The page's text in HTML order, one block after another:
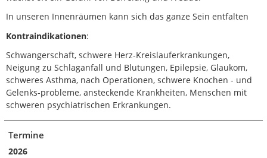
In unseren Innenräumen kann sich das ganze Sein entfalten
Kontraindikationen:
Schwangerschaft, schwere Herz-Kreislauferkrankungen,
Neigung zu Schlaganfall und Blutungen, Epilepsie, Glaukom,
schweres Asthma, nach Operationen, schwere Knochen - und
Gelenks-probleme, ansteckende Krankheiten, Menschen mit
schweren psychiatrischen Erkrankungen.
Termine
2026